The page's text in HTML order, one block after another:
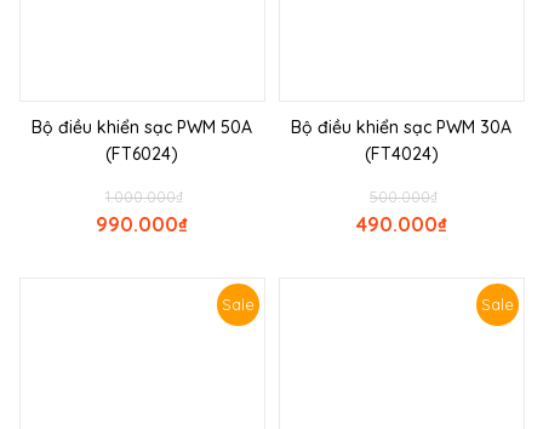
Bộ điều khiển sạc PWM 50A
(FT6024)
₫
1.000.000
₫
990.000
Bộ điều khiển sạc PWM 30A
(FT4024)
₫
500.000
₫
490.000
Sale Sale